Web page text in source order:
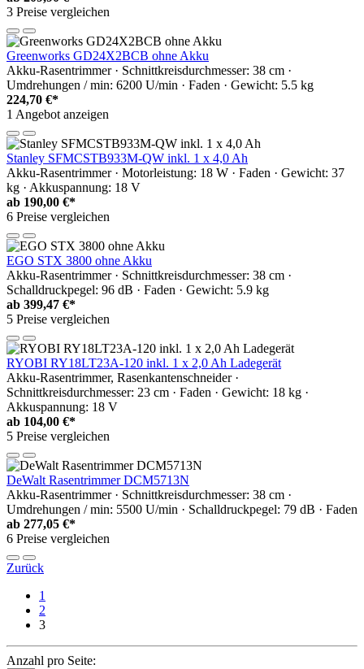
3 Preise vergleichen
Greenworks GD24X2BCB ohne Akku
Akku-Rasentrimmer · Schnittkreisdurchmesser: 38 cm ·
Umdrehungen / min: 6200 U/min · Faden · Gewicht: 5.5 kg
224,70 €*
1 Angebot anzeigen
Stanley SFMCSTB933M-QW inkl. 1 x 4,0 Ah
Akku-Rasentrimmer · Motorleistung: 18 W · Faden · Gewicht: 37
kg · Akkuspannung: 18 V
ab 190,00 €*
6 Preise vergleichen
EGO STX 3800 ohne Akku
Akku-Rasentrimmer · Schnittkreisdurchmesser: 38 cm ·
Schalldruckpegel: 96 dB · Faden · Gewicht: 5.9 kg
ab 399,47 €*
5 Preise vergleichen
RYOBI RY18LT23A-120 inkl. 1 x 2,0 Ah Ladegerät
Akku-Rasentrimmer, Rasenkantenschneider ·
Schnittkreisdurchmesser: 23 cm · Faden · Gewicht: 18 kg ·
Akkuspannung: 18 V
ab 104,00 €*
5 Preise vergleichen
DeWalt Rasentrimmer DCM5713N
Akku-Rasentrimmer · Schnittkreisdurchmesser: 38 cm ·
Umdrehungen / min: 5500 U/min · Schalldruckpegel: 79 dB · Faden
ab 277,05 €*
6 Preise vergleichen
Zurück
1
2
3
Anzahl pro Seite: